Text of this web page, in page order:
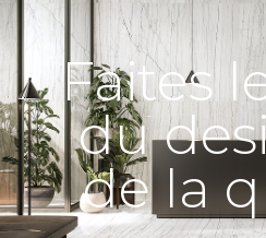
Faites
du
de la